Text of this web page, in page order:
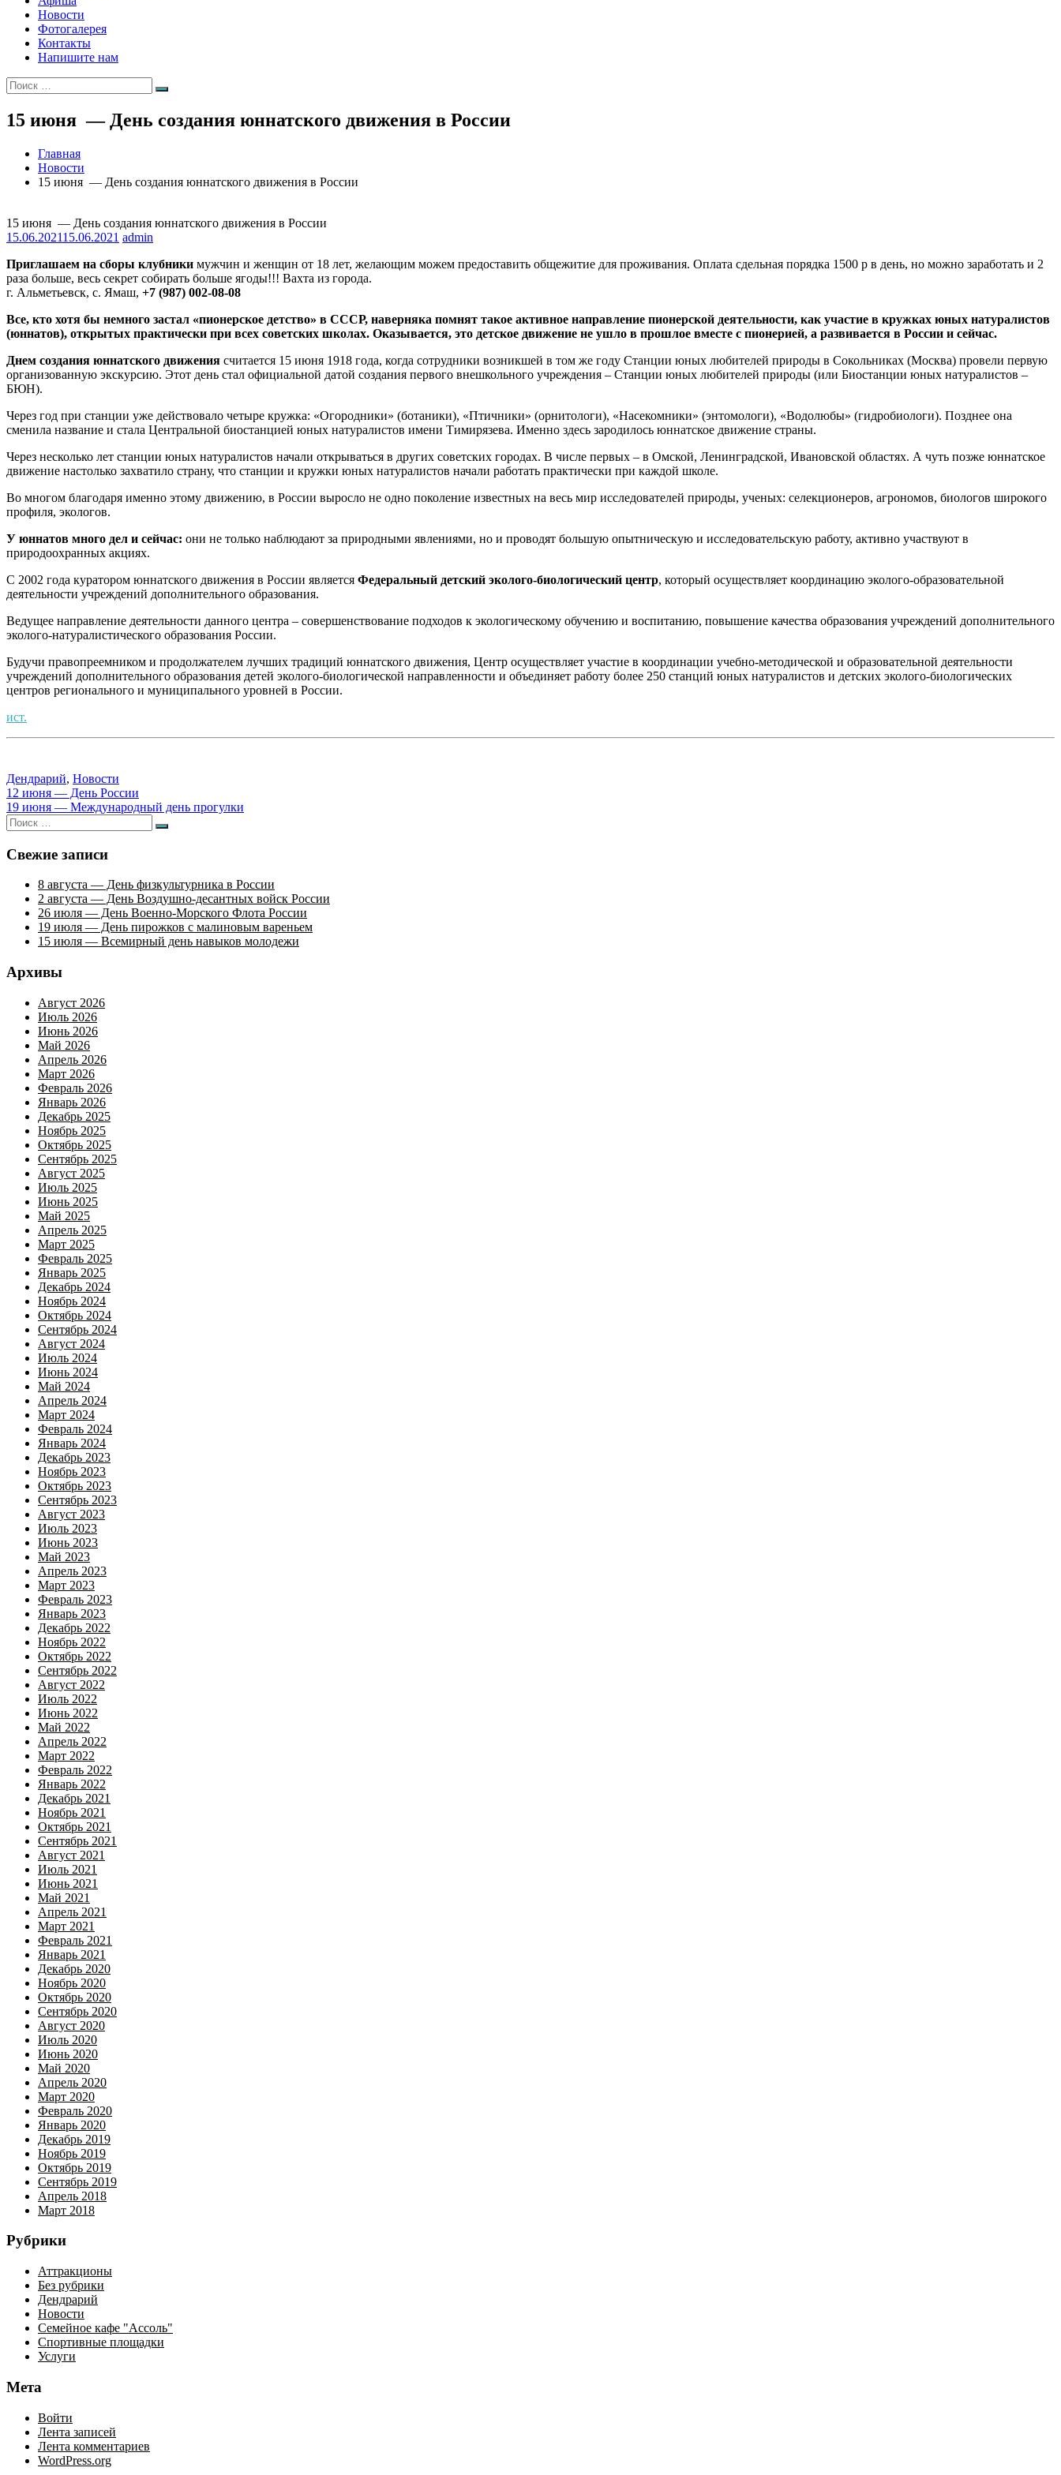
Новости
Фотогалерея
Контакты
Напишите нам
Искать:
Поиск
15 июня — День создания юннатского движения в России
Главная
Новости
15 июня — День создания юннатского движения в России
15 июня — День создания юннатского движения в России
15.06.202115.06.2021 admin
Приглашаем на сборы клубники мужчин и женщин от 18 лет, желающим можем предоставить общежитие для проживания. Оплата сдельная порядка 1500 р в день, но можно заработать и 2
раза больше, весь секрет собирать больше ягоды!!! Вахта из города.
г. Альметьевск, с. Ямаш, +7 (987) 002-08-08
Все, кто хотя бы немного застал «пионерское детство» в СССР, наверняка помнят такое активное направление пионерской деятельности, как участие в кружках юных натуралистов
(юннатов), открытых практически при всех советских школах. Оказывается, это детское движение не ушло в прошлое вместе с пионерией, а развивается в России и сейчас.
Днем создания юннатского движения считается 15 июня 1918 года, когда сотрудники возникшей в том же году Станции юных любителей природы в Сокольниках (Москва) провели первую
организованную экскурсию. Этот день стал официальной датой создания первого внешкольного учреждения – Станции юных любителей природы (или Биостанции юных натуралистов –
БЮН).
Через год при станции уже действовало четыре кружка: «Огородники» (ботаники), «Птичники» (орнитологи), «Насекомники» (энтомологи), «Водолюбы» (гидробиологи). Позднее она
сменила название и стала Центральной биостанцией юных натуралистов имени Тимирязева. Именно здесь зародилось юннатское движение страны.
Через несколько лет станции юных натуралистов начали открываться в других советских городах. В числе первых – в Омской, Ленинградской, Ивановской областях. А чуть позже юннатское
движение настолько захватило страну, что станции и кружки юных натуралистов начали работать практически при каждой школе.
Во многом благодаря именно этому движению, в России выросло не одно поколение известных на весь мир исследователей природы, ученых: селекционеров, агрономов, биологов широкого
профиля, экологов.
У юннатов много дел и сейчас: они не только наблюдают за природными явлениями, но и проводят большую опытническую и исследовательскую работу, активно участвуют в
природоохранных акциях.
С 2002 года куратором юннатского движения в России является Федеральный детский эколого-биологический центр, который осуществляет координацию эколого-образовательной
деятельности учреждений дополнительного образования.
Ведущее направление деятельности данного центра – совершенствование подходов к экологическому обучению и воспитанию, повышение качества образования учреждений дополнительного
эколого-натуралистического образования России.
Будучи правопреемником и продолжателем лучших традиций юннатского движения, Центр осуществляет участие в координации учебно-методической и образовательной деятельности
учреждений дополнительного образования детей эколого-биологической направленности и объединяет работу более 250 станций юных натуралистов и детских эколого-биологических
центров регионального и муниципального уровней в России.
ист.
Дендрарий, Новости
Навигация
по
записям
12 июня — День России
19 июня — Международный день прогулки
Искать:
Поиск
Свежие записи
8 августа — День физкультурника в России
2 августа — День Воздушно-десантных войск России
26 июля — День Военно-Морского Флота России
19 июля — День пирожков с малиновым вареньем
15 июля — Всемирный день навыков молодежи
Архивы
Август 2026
Июль 2026
Июнь 2026
Май 2026
Апрель 2026
Март 2026
Февраль 2026
Январь 2026
Декабрь 2025
Ноябрь 2025
Октябрь 2025
Сентябрь 2025
Август 2025
Июль 2025
Июнь 2025
Май 2025
Апрель 2025
Март 2025
Февраль 2025
Январь 2025
Декабрь 2024
Ноябрь 2024
Октябрь 2024
Сентябрь 2024
Август 2024
Июль 2024
Июнь 2024
Май 2024
Апрель 2024
Март 2024
Февраль 2024
Январь 2024
Декабрь 2023
Ноябрь 2023
Октябрь 2023
Сентябрь 2023
Август 2023
Июль 2023
Июнь 2023
Май 2023
Апрель 2023
Март 2023
Февраль 2023
Январь 2023
Декабрь 2022
Ноябрь 2022
Октябрь 2022
Сентябрь 2022
Август 2022
Июль 2022
Июнь 2022
Май 2022
Апрель 2022
Март 2022
Февраль 2022
Январь 2022
Декабрь 2021
Ноябрь 2021
Октябрь 2021
Сентябрь 2021
Август 2021
Июль 2021
Июнь 2021
Май 2021
Апрель 2021
Март 2021
Февраль 2021
Январь 2021
Декабрь 2020
Ноябрь 2020
Октябрь 2020
Сентябрь 2020
Август 2020
Июль 2020
Июнь 2020
Май 2020
Апрель 2020
Март 2020
Февраль 2020
Январь 2020
Декабрь 2019
Ноябрь 2019
Октябрь 2019
Сентябрь 2019
Апрель 2018
Март 2018
Рубрики
Аттракционы
Без рубрики
Дендрарий
Новости
Семейное кафе "Ассоль"
Спортивные площадки
Услуги
Мета
Войти
Лента записей
Лента комментариев
WordPress.org